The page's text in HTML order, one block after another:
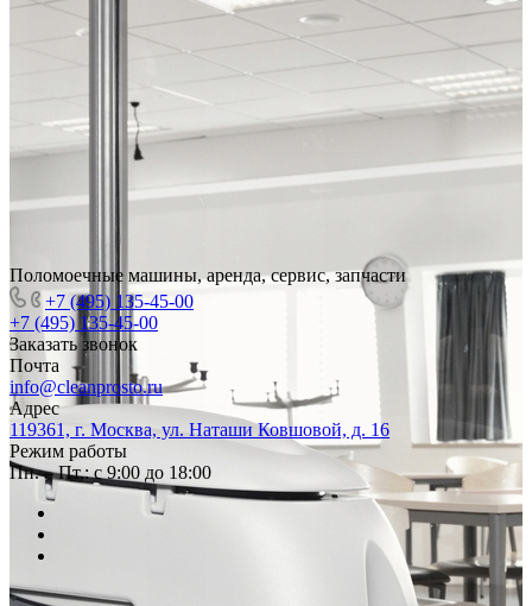
Поломоечные машины, аренда, сервис, запчасти
+7 (495) 135-45-00
+7 (495) 135-45-00
Заказать звонок
Почта
info@cleanprosto.ru
Адрес
119361, г. Москва, ул. Наташи Ковшовой, д. 16
Режим работы
Пн. – Пт.: с 9:00 до 18:00